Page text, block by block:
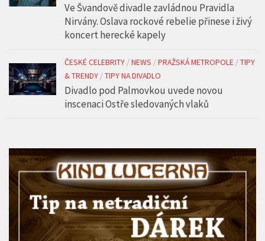
Ve Švandově divadle zavládnou Pravidla
Nirvány. Oslava rockové rebelie přinese i živý
koncert herecké kapely
ČESKÉ CELEBRITY /NEWS /PRAŽSKÁ METROPOLE /TIPY
& TRENDY /TIPY NA DIVADLO
Divadlo pod Palmovkou uvede novou
inscenaci Ostře sledovaných vlaků